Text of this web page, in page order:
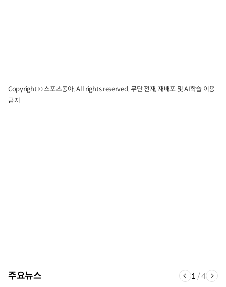
Copyright © 스포츠동아. All rights reserved. 무단 전재, 재배포 및 AI학습 이용
금지
주요뉴스 1 /4